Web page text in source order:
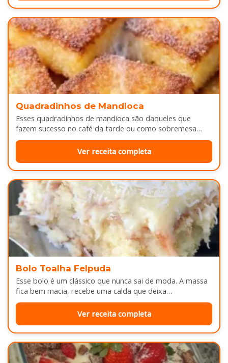
Quadradinhos de Mandioca
Esses quadradinhos de mandioca são daqueles que
fazem sucesso no café da tarde ou como sobremesa
depois do almoço. Por…
Ver receita completa
Bolo Toalha Felpuda
Esse bolo é um clássico que nunca sai de moda. A massa
fica bem macia, recebe uma calda que deixa…
Ver receita completa